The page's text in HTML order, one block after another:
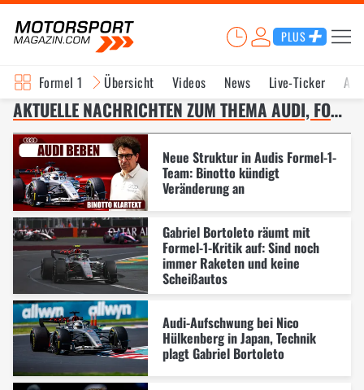
PLUS
Formel 1 Übersicht Videos News Live-Ticker
AKTUELLE NACHRICHTEN ZUM THEMA AUDI, FORMEL 1 – SEITE 5
Neue Struktur in Audis Formel-1-
Team: Binotto kündigt
Veränderung an
Gabriel Bortoleto räumt mit
Formel-1-Kritik auf: Sind noch
immer Raketen und keine
Scheißautos
Audi-Aufschwung bei Nico
Hülkenberg in Japan, Technik
plagt Gabriel Bortoleto